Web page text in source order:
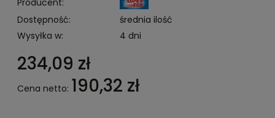
Producent:
Dostępność:
średnia ilość
Wysyłka w:
4 dni
234,09 zł
Cena netto: 190,32 zł